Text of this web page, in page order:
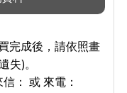
完成後，請依照畫
)。
： 或 來電：